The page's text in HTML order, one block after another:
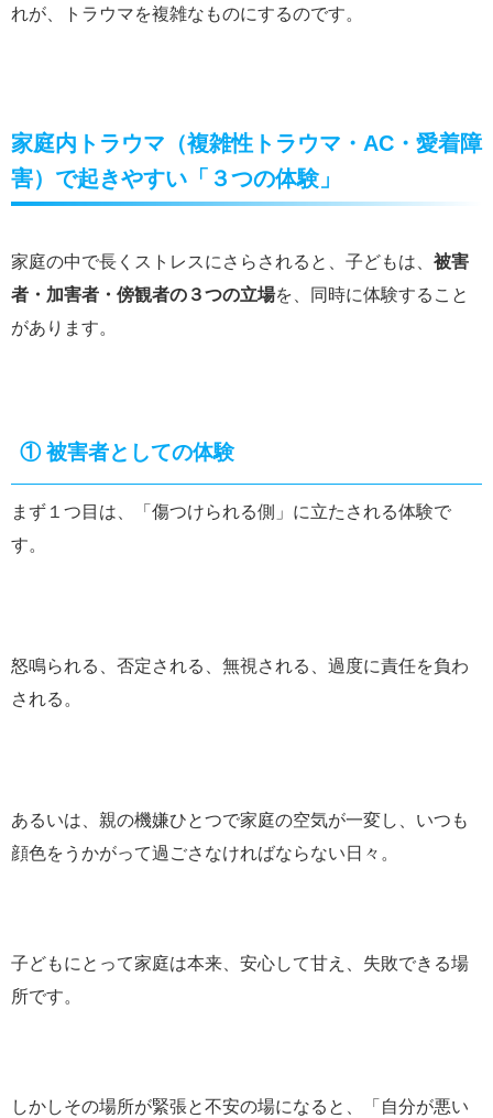
れが、トラウマを複雑なものにするのです。
家庭内トラウマ（複雑性トラウマ・AC・愛着障
害）で起きやすい「３つの体験」
家庭の中で長くストレスにさらされると、子どもは、 被害
者・加害者・傍観者の３つの立場を、同時に体験すること
があります。
① 被害者としての体験
まず１つ目は、「傷つけられる側」に立たされる体験で
す。
怒鳴られる、否定される、無視される、過度に責任を負わ
される。
あるいは、親の機嫌ひとつで家庭の空気が一変し、いつも
顔色をうかがって過ごさなければならない日々。
子どもにとって家庭は本来、安心して甘え、失敗できる場
所です。
しかしその場所が緊張と不安の場になると、「自分が悪い